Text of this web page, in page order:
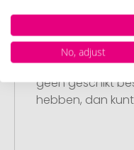
Upload van uw
Upload uw logo
afrekenpagina
bestelling af.
geen geschikt
hebben, dan
No, adjust